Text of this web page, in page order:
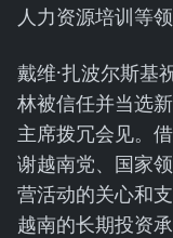
人力资源培训等
戴维·扎波尔斯基
林被信任并当选
主席拨冗会见。
谢越南党、国家
营活动的关心和
越南的长期投资